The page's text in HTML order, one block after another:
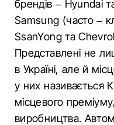
брендів – Hyundai
Samsung (часто –
SsanYong та
Представлені не
в Україні, але й
у них називається
місцевого
виробництва.